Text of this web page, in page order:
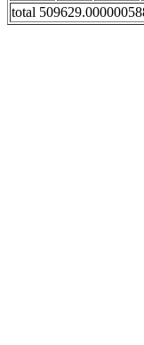
total